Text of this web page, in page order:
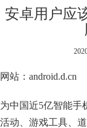
安卓用户应
网站：android.d.cn
为中国近5亿智能手
活动、游戏工具、